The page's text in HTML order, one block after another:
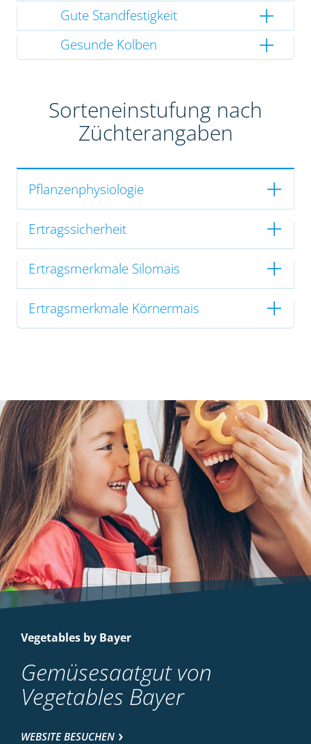
Gute Standfestigkeit
Gesunde Kolben
Sorteneinstufung nach
Züchterangaben
Pflanzenphysiologie
Ertragssicherheit
Ertragsmerkmale Silomais
Ertragsmerkmale Körnermais
Vegetables by Bayer
Gemüsesaatgut von
Vegetables Bayer
WEBSITE BESUCHEN